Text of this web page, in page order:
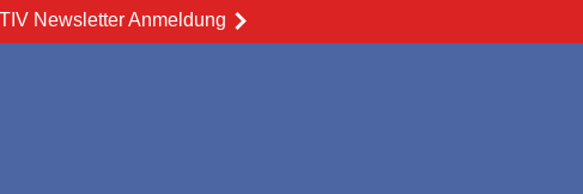
Newsletter Anmeldung